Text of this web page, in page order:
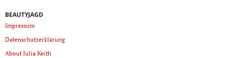
BEAUTYJAGD
Impressum
Datenschutzerklärung
About Julia Keith